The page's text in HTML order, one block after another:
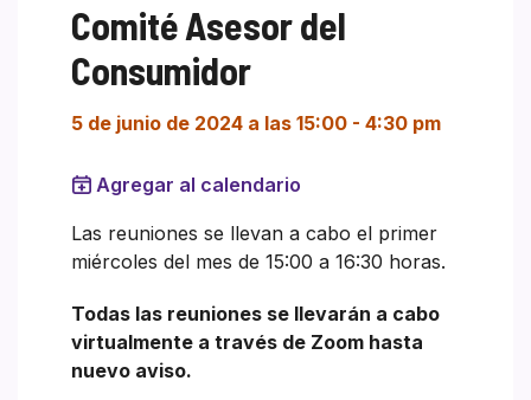
Comité Asesor del
Consumidor
5 de junio de 2024 a las 15:00 - 4:30 pm
Agregar al calendario
Las reuniones se llevan a cabo el primer
miércoles del mes de 15:00 a 16:30 horas.
Todas las reuniones se llevarán a cabo
virtualmente a través de Zoom hasta
nuevo aviso.